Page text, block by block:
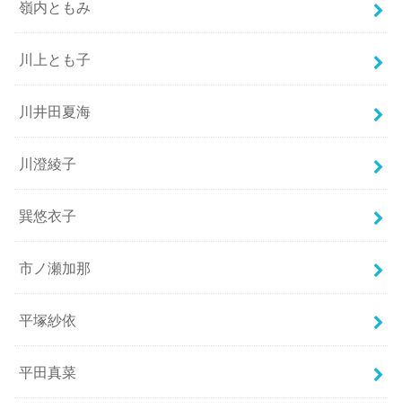
嶺内ともみ
川上とも子
川井田夏海
川澄綾子
巽悠衣子
市ノ瀬加那
平塚紗依
平田真菜